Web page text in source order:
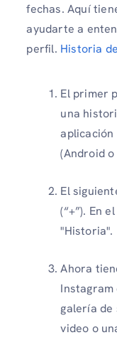
fechas. Aquí
ayudarte a
perfil. Historia
El primer
una
aplicación
(Android o
El
(“+”). En
"Historia".
Ahora
galería de
video o